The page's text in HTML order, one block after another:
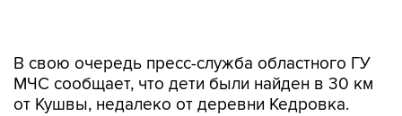
В свою очередь пресс-служба областного ГУ
МЧС сообщает, что дети были найден в 30 км
от Кушвы, недалеко от деревни Кедровка.